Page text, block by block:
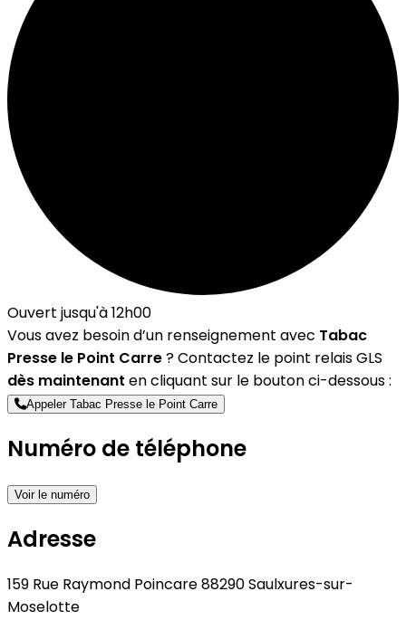
Ouvert jusqu'à 12h00
Vous avez besoin d’un renseignement avec Tabac
Presse le Point Carre? Contactez le point relais GLS
dès maintenant en cliquant sur le bouton ci-dessous :
Appeler Tabac Presse le Point Carre
Numéro de téléphone
Voir le numéro
Adresse
159 Rue Raymond Poincare 88290 Saulxures-sur-
Moselotte